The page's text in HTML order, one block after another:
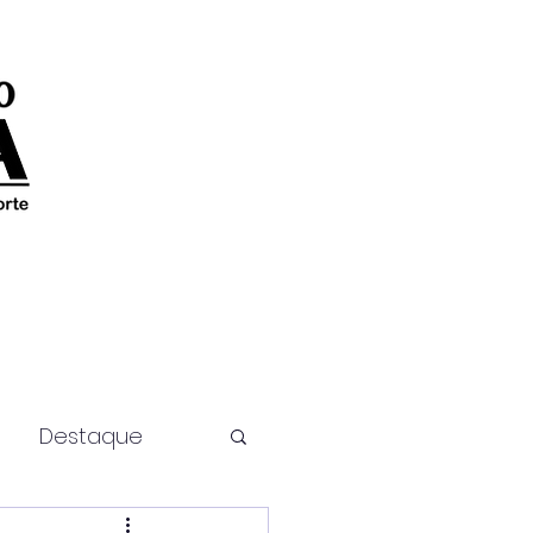
Destaque